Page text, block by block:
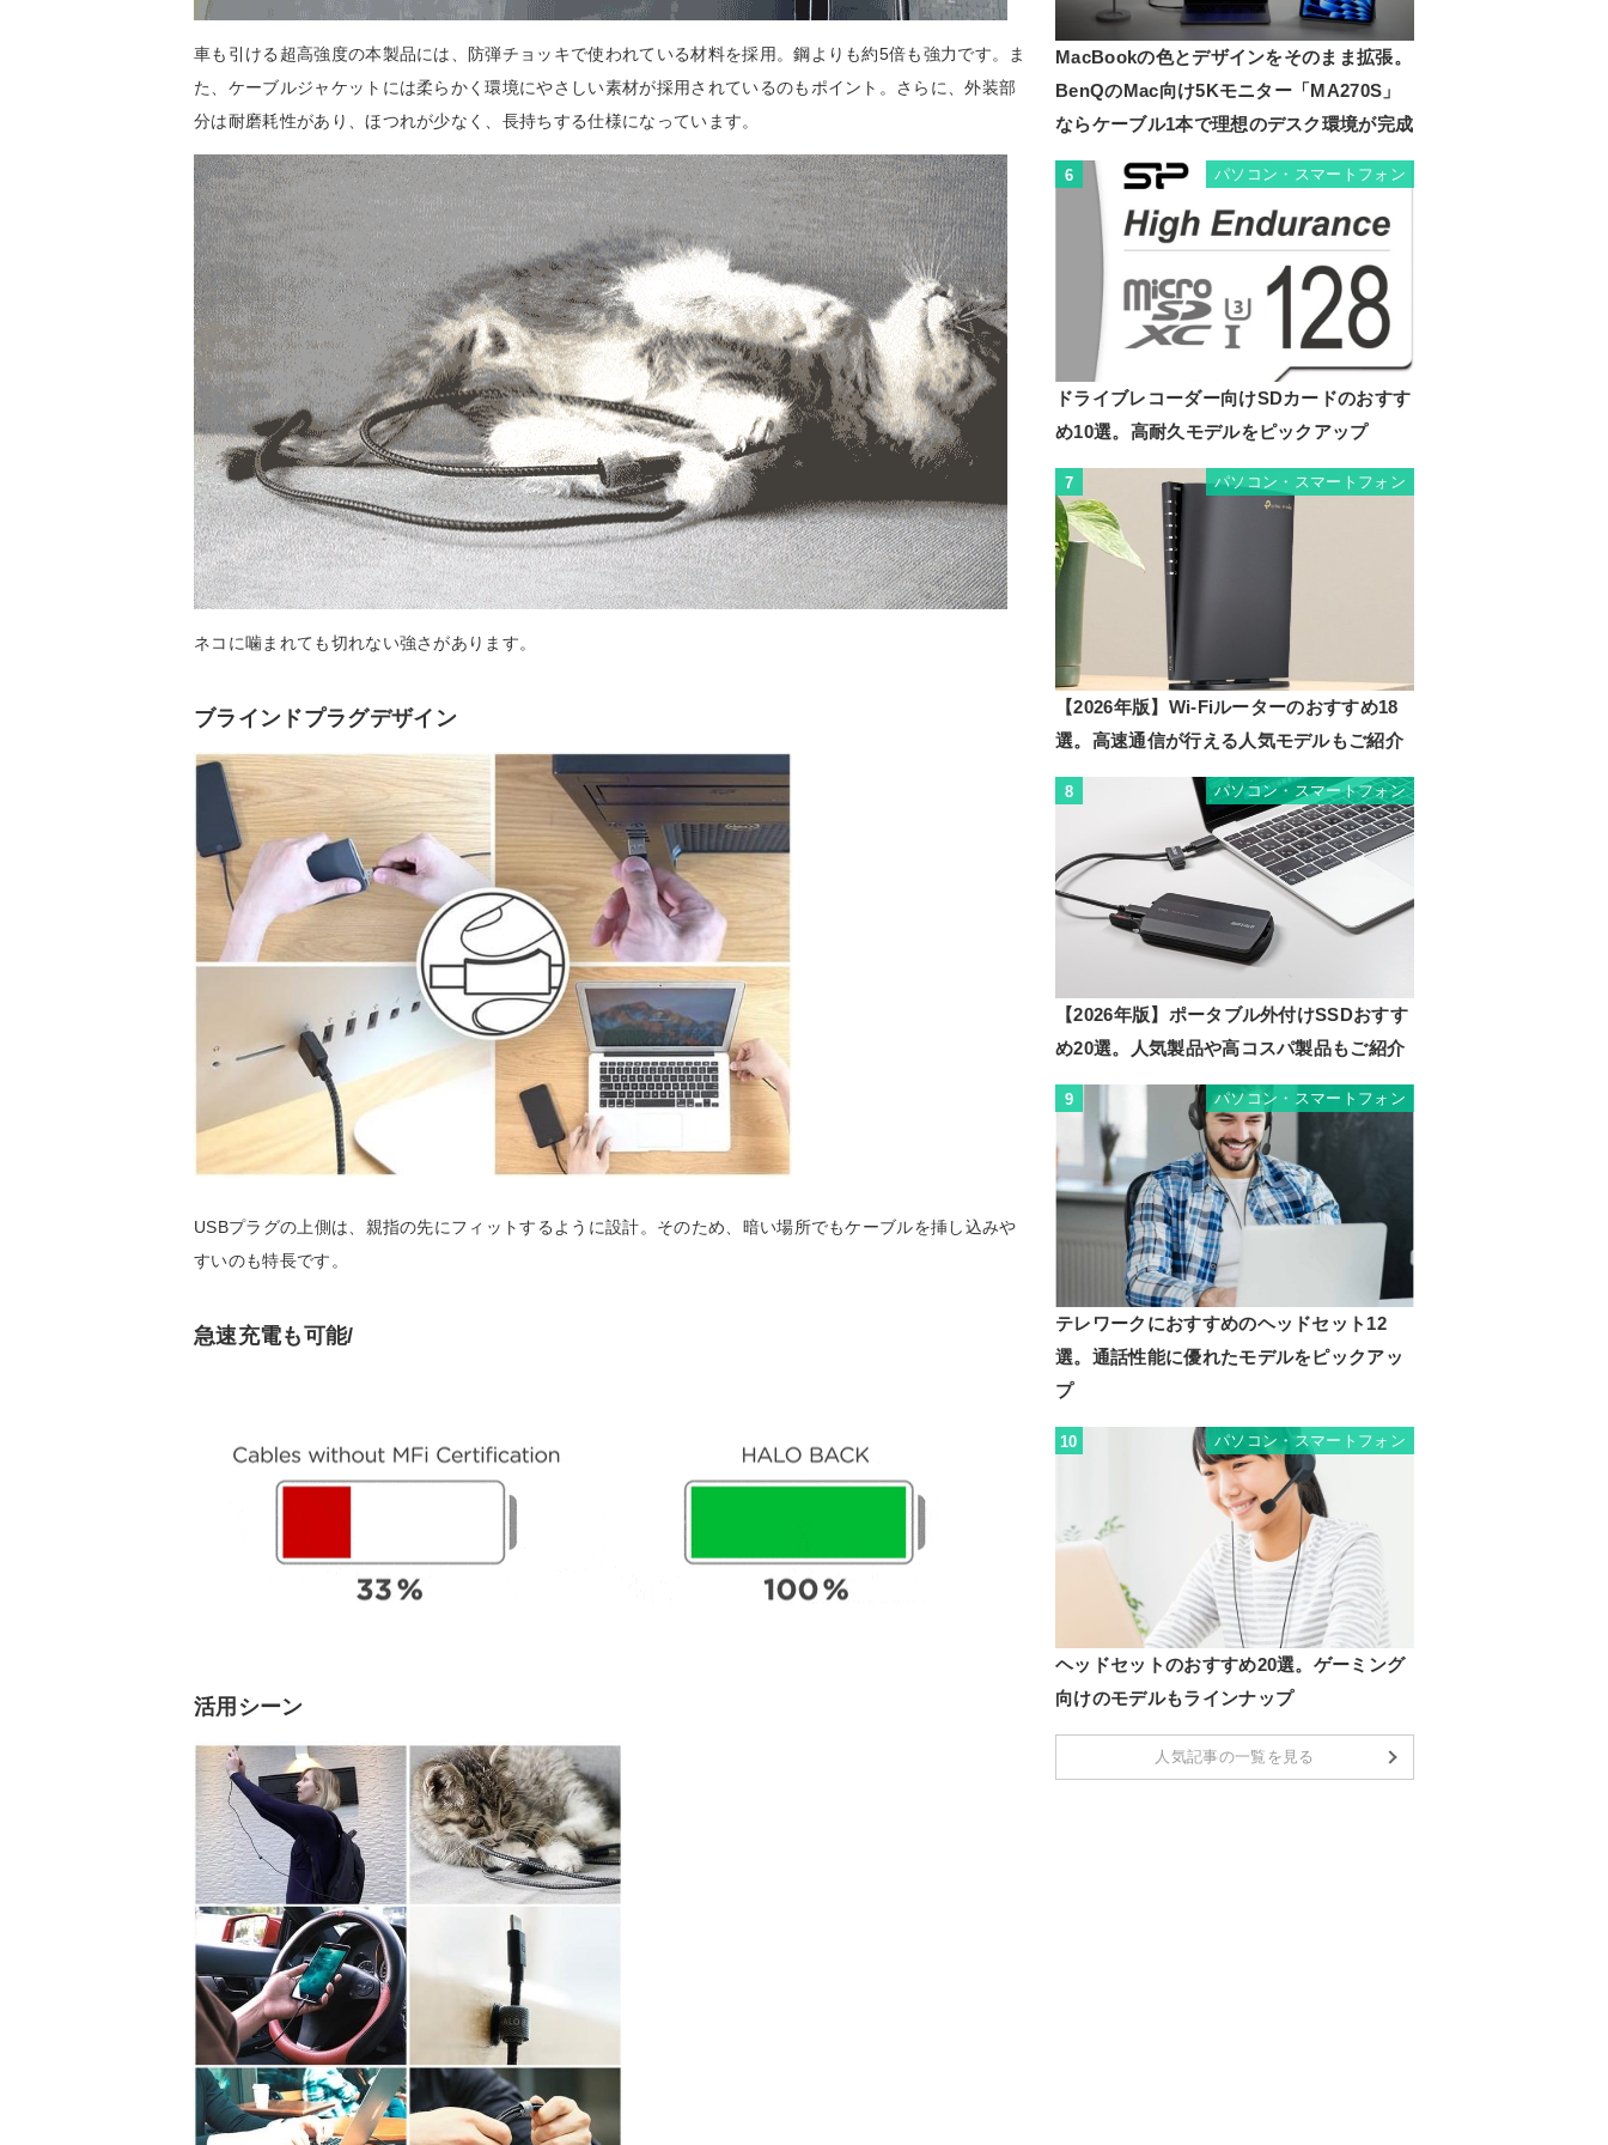
車も引ける超高強度の本製品には、防弾チョッキで使われている材料を採用。鋼よりも約5倍も強力です。ま
た、ケーブルジャケットには柔らかく環境にやさしい素材が採用されているのもポイント。さらに、外装部
分は耐磨耗性があり、ほつれが少なく、長持ちする仕様になっています。
ネコに噛まれても切れない強さがあります。
ブラインドプラグデザイン
USBプラグの上側は、親指の先にフィットするように設計。そのため、暗い場所でもケーブルを挿し込みや
すいのも特長です。
急速充電も可能/
活用シーン
MacBookの色とデザインをそのまま拡張。
BenQのMac向け5Kモニター「MA270S」
ならケーブル1本で理想のデスク環境が完成
6 パソコン・スマートフォン
ドライブレコーダー向けSDカードのおすす
め10選。高耐久モデルをピックアップ
7 パソコン・スマートフォン
【2026年版】Wi-Fiルーターのおすすめ18
選。高速通信が行える人気モデルもご紹介
8 パソコン・スマートフォン
【2026年版】ポータブル外付けSSDおすす
め20選。人気製品や高コスパ製品もご紹介
9 パソコン・スマートフォン
テレワークにおすすめのヘッドセット12
選。通話性能に優れたモデルをピックアッ
プ
10 パソコン・スマートフォン
ヘッドセットのおすすめ20選。ゲーミング
向けのモデルもラインナップ
人気記事の一覧を見る